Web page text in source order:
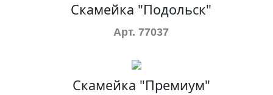
Скамейка "Подольск"
Арт. 77037
Скамейка "Премиум"